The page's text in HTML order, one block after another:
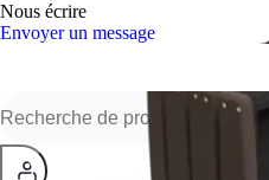
Nous écrire
Envoyer un message
pour :